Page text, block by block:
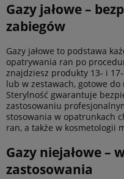
Gazy jałowe –
zabiegów
Gazy jałowe to podstawa
opatrywania ran po
znajdziesz produkty 13‑ i
lub w zestawach, gotowe
Sterylność gwarantuje
zastosowaniu
stosowania w opatrunkach
ran, a także w kosmetologii
Gazy niejałowe –
zastosowania